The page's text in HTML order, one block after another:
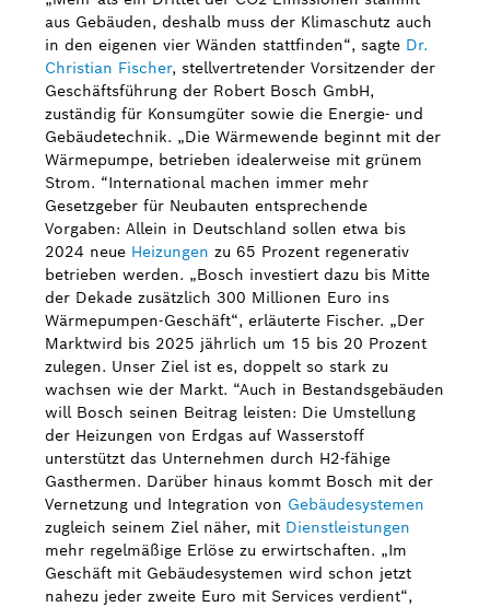
aus Gebäuden, deshalb muss der Klimaschutz auch
in den eigenen vier Wänden stattfinden“, sagte Dr.
Christian Fischer, stellvertretender Vorsitzender der
Geschäftsführung der Robert Bosch GmbH,
zuständig für Konsumgüter sowie die Energie- und
Gebäudetechnik. „Die Wärmewende beginnt mit der
Wärmepumpe, betrieben idealerweise mit grünem
Strom. “International machen immer mehr
Gesetzgeber für Neubauten entsprechende
Vorgaben: Allein in Deutschland sollen etwa bis
2024 neue Heizungen zu 65 Prozent regenerativ
betrieben werden. „Bosch investiert dazu bis Mitte
der Dekade zusätzlich 300 Millionen Euro ins
Wärmepumpen-Geschäft“, erläuterte Fischer. „Der
Marktwird bis 2025 jährlich um 15 bis 20 Prozent
zulegen. Unser Ziel ist es, doppelt so stark zu
wachsen wie der Markt. “Auch in Bestandsgebäuden
will Bosch seinen Beitrag leisten: Die Umstellung
der Heizungen von Erdgas auf Wasserstoff
unterstützt das Unternehmen durch H2-fähige
Gasthermen. Darüber hinaus kommt Bosch mit der
Vernetzung und Integration von Gebäudesystemen
zugleich seinem Ziel näher, mit Dienstleistungen
mehr regelmäßige Erlöse zu erwirtschaften. „Im
Geschäft mit Gebäudesystemen wird schon jetzt
nahezu jeder zweite Euro mit Services verdient“,